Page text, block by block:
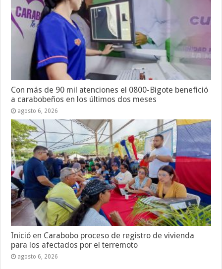
Con más de 90 mil atenciones el 0800-Bigote benefició
a carabobeños en los últimos dos meses
agosto 6, 2026
Inició en Carabobo proceso de registro de vivienda
para los afectados por el terremoto
agosto 6, 2026